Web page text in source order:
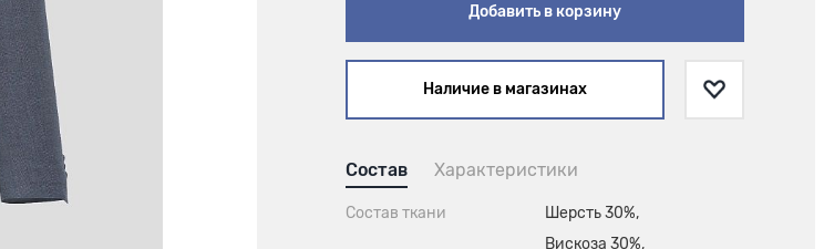
Добавить в корзину
Наличие в магазинах
Состав Характеристики
Состав ткани
Шерсть 30%,
Вискоза 30%,